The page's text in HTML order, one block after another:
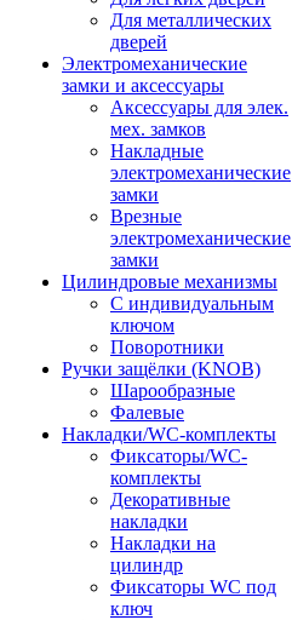
Для металлических
дверей
Электромеханические
замки и аксессуары
Аксессуары для элек.
мех. замков
Накладные
электромеханические
замки
Врезные
электромеханические
замки
Цилиндровые механизмы
С индивидуальным
ключом
Поворотники
Ручки защёлки (KNOB)
Шарообразные
Фалевые
Накладки/WC-комплекты
Фиксаторы/WC-
комплекты
Декоративные
накладки
Накладки на
цилиндр
Фиксаторы WC под
ключ